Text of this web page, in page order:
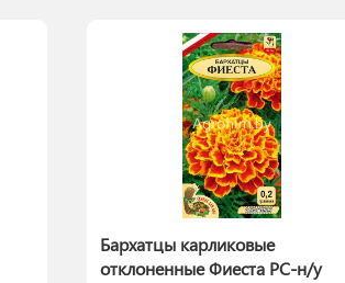
Бархатцы карликовые
отклоненные Фиеста РС-н/у